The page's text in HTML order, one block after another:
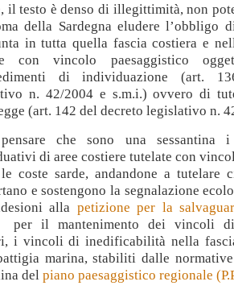
il testo è denso di illegittimità, non
della Sardegna eludere l’obbligo
in tutta quella fascia costiera e
con vincolo paesaggistico
di individuazione (art.
n. 42/2004 e s.m.i.) ovvero di
(art. 142 del decreto legislativo n.
che sono una sessantina i
di aree costiere tutelate con
coste sarde, andandone a tutelare
e sostengono la segnalazione
alla petizione per la
il mantenimento dei vincoli
i vincoli di inedificabilità nella
marina, stabiliti dalle
del piano paesaggistico regionale